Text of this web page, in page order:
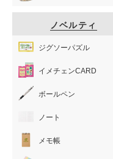
ノベルティ
ジグソーパズル
イメチェンCARD
ボールペン
ノート
メモ帳